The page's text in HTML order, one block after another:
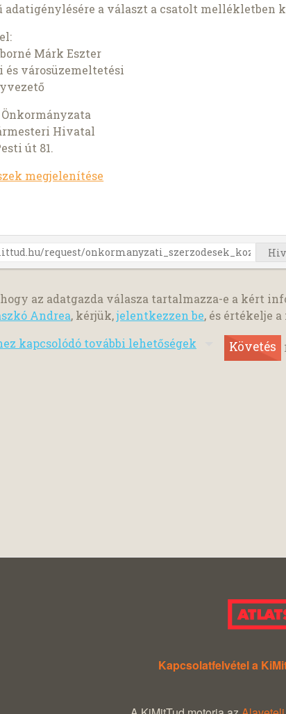
adatigénylésére a választ a csatolt mellékletben
Márk Eszter
és városüzemeltetési
Önkormányzata
Hivatal
út 81.
megjelenítése
az adatgazda válasza tartalmazza-e a kért
Andrea, kérjük,jelentkezzen be, és értékelje
kapcsolódó további lehetőségek
Követés
Kapcsolatfelvétel a